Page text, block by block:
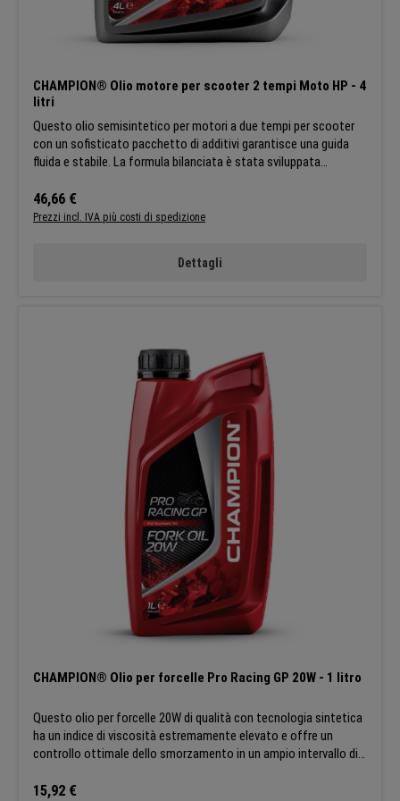
CHAMPION® Olio motore per scooter 2 tempi Moto HP - 4
litri
Questo olio semisintetico per motori a due tempi per scooter
con un sofisticato pacchetto di additivi garantisce una guida
fluida e stabile. La formula bilanciata è stata sviluppata
comfort di guida ottimale. APPLICAZIONI:Questo lubrificante è
stato sviluppato per i motori degli scooter a due tempi. Segui le
proprietà protettive dell'olio SPECIFICHE:API TC ISO L-EGD
Prezzo normale:
46,66 €
Prezzi incl. IVA più costi di spedizione
Dettagli
CHAMPION® Olio per forcelle Pro Racing GP 20W - 1 litro
Questo olio per forcelle 20W di qualità con tecnologia sintetica
ha un indice di viscosità estremamente elevato e offre un
controllo ottimale dello smorzamento in un ampio intervallo di
tua moto combinando lo spurgo rapido e la compatibilità con gli
Prezzo normale:
15,92 €